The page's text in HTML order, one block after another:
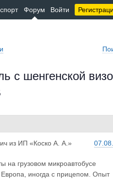
Форум Войти
с шенгенской
из ИП «Коско А. А.»
на грузовом микроавтобусе
иногда с прицепом. Опыт